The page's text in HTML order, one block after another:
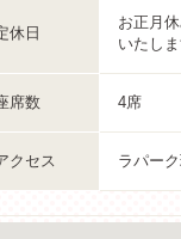
休日
お正月
いたし
席数 4席
クセス ラパー